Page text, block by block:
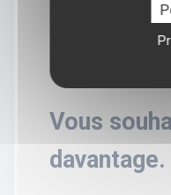
Vous
davantage.